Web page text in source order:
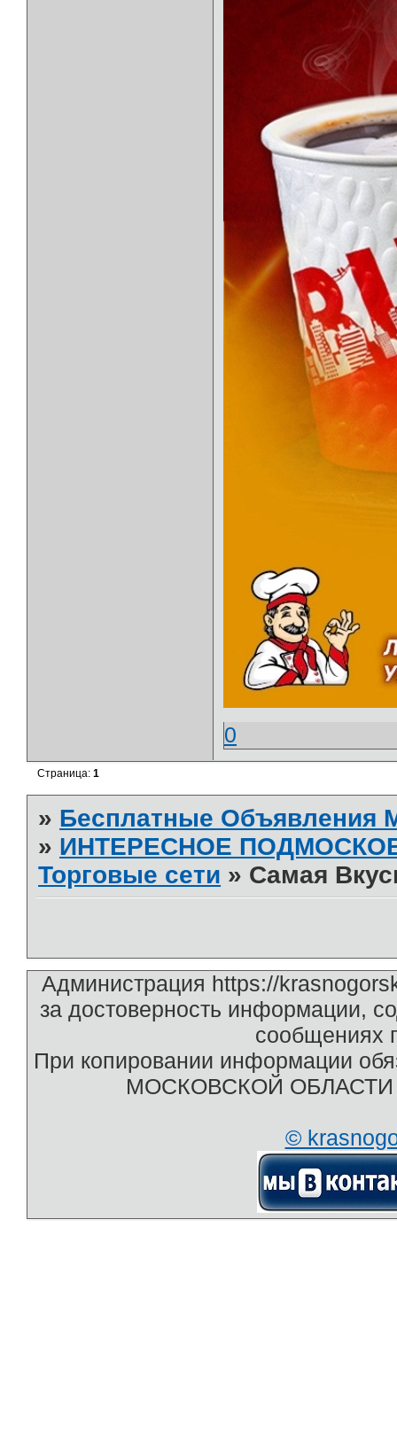
0
Страница:1
» Бесплатные
» ИНТЕРЕСНОЕ
Торговые сети » Самая
Администрация https://
за достоверность информации,
сообщениях
При копировании информации
МОСКОВСКОЙ ОБЛАСТИ
©